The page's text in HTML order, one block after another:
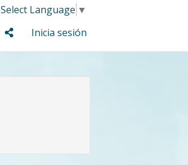
Select Language ▼
Inicia sesión